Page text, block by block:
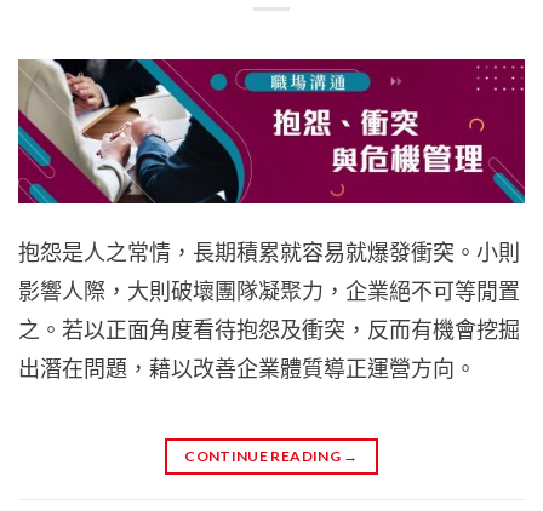
抱怨是人之常情，長期積累就容易就爆發衝突。小則
影響人際，大則破壞團隊凝聚力，企業絕不可等閒置
之。若以正面角度看待抱怨及衝突，反而有機會挖掘
出潛在問題，藉以改善企業體質導正運營方向。
CONTINUE READING →